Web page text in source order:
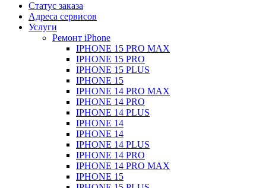
Статус заказа
Адреса сервисов
Услуги
Ремонт iPhone
IPHONE 15 PRO MAX
IPHONE 15 PRO
IPHONE 15 PLUS
IPHONE 15
IPHONE 14 PRO MAX
IPHONE 14 PRO
IPHONE 14 PLUS
IPHONE 14
IPHONE 14
IPHONE 14 PLUS
IPHONE 14 PRO
IPHONE 14 PRO MAX
IPHONE 15